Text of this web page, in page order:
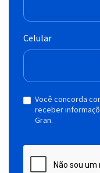
Celular
Você concorda
receber
Gran.